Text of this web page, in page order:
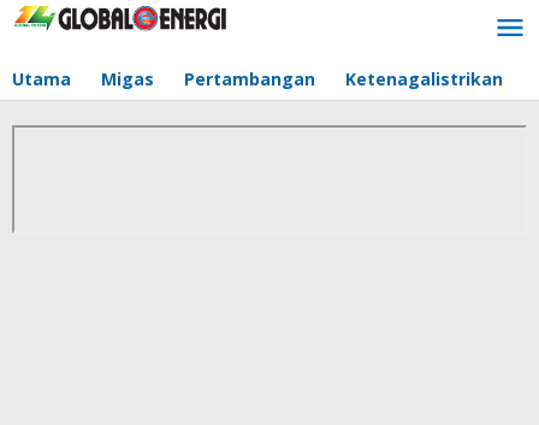
Lewati
Utama Migas Pertambangan Ketenagalistrikan